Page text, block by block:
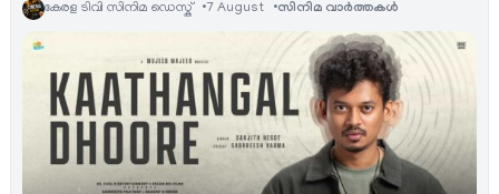
കേരള ടിവി സിനിമ ഡെസ്ക് 7 August സിനിമ വാര്‍ത്തകള്‍